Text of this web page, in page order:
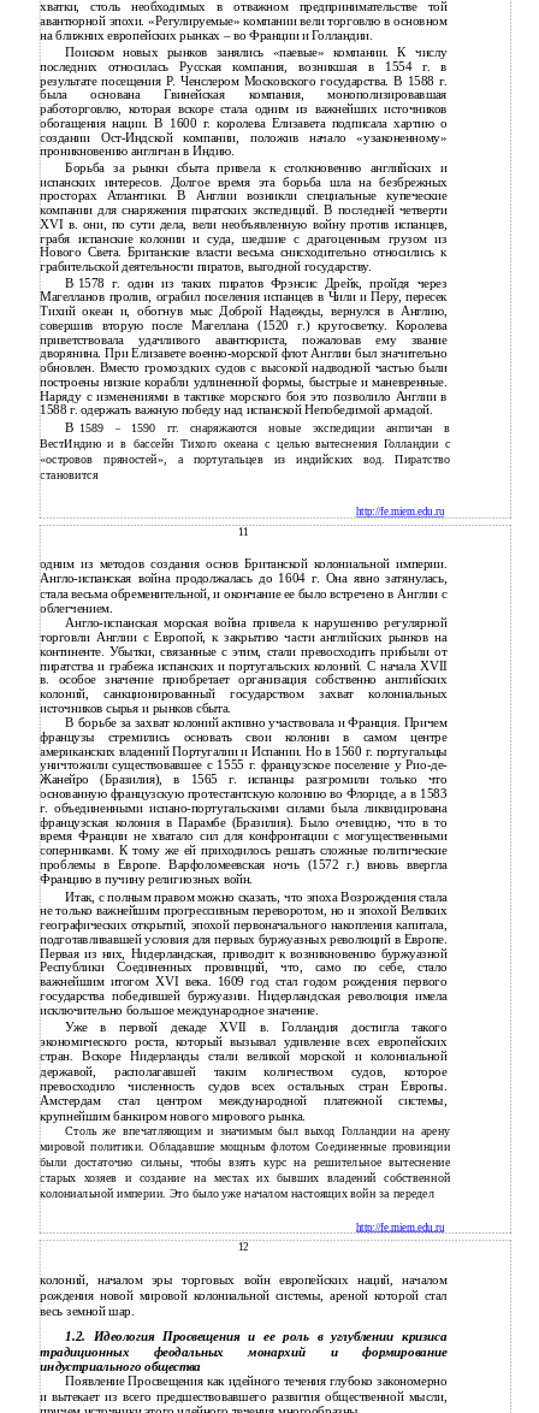
хватки, столь необходимых в отважном предпринимательстве той
авантюрной эпохи. «Регулируемые» компании вели торговлю в основном
на ближних европейских рынках – во Франции и Голландии.
Поиском новых рынков занялись «паевые» компании. К числу
последних относилась Русская компания, возникшая в 1554 г. в
результате посещения Р. Ченслером Московского государства. В 1588 г.
была основана Гвинейская компания, монополизировавшая
работорговлю, которая вскоре стала одним из важнейших источников
обогащения нации. В 1600 г. королева Елизавета подписала хартию о
создании Ост-Индской компании, положив начало «узаконенному»
проникновению англичан в Индию.
Борьба за рынки сбыта привела к столкновению английских и
испанских интересов. Долгое время эта борьба шла на безбрежных
просторах Атлантики. В Англии возникли специальные купеческие
компании для снаряжения пиратских экспедиций. В последней четверти
XVI в. они, по сути дела, вели необъявленную войну против испанцев,
грабя испанские колонии и суда, шедшие с драгоценным грузом из
Нового Света. Британские власти весьма снисходительно относились к
грабительской деятельности пиратов, выгодной государству.
В 1578 г. один из таких пиратов Фрэнсис Дрейк, пройдя через
Магелланов пролив, ограбил поселения испанцев в Чили и Перу, пересек
Тихий океан и, обогнув мыс Доброй Надежды, вернулся в Англию,
совершив вторую после Магеллана (1520 г.) кругосветку. Королева
приветствовала удачливого авантюриста, пожаловав ему звание
дворянина. При Елизаветевоенно-морской флот Англии был значительно
обновлен. Вместо громоздких судов с высокой надводной частью были
построены низкие корабли удлиненной формы, быстрые и маневренные.
Наряду с изменениями в тактике морского боя это позволило Англии в
1588 г. одержать важную победу над испанской Непобедимой армадой.
В 1589 – 1590 гг. снаряжаются новые экспедиции англичан в
ВестИндию и в бассейн Тихого океана с целью вытеснения Голландии с
«островов пряностей», а португальцев из индийских вод. Пиратство
становится
http://fe.miem.edu.ru
11
одним из методов создания основ Британской колониальной империи.
Англо-испанская война продолжалась до 1604 г. Она явно затянулась,
стала весьма обременительной, и окончание ее было встречено в Англии с
облегчением.
Англо-испанская морская война привела к нарушению регулярной
торговли Англии с Европой, к закрытию части английских рынков на
континенте. Убытки, связанные с этим, стали превосходить прибыли от
пиратства и грабежа испанских и португальских колоний. С начала XVII
в. особое значение приобретает организация собственно английских
колоний, санкционированный государством захват колониальных
источников сырья и рынков сбыта.
В борьбе за захват колоний активно участвовала и Франция. Причем
французы стремились основать свои колонии в самом центре
американских владений Португалии и Испании. Но в 1560 г. португальцы
уничтожили существовавшее с 1555 г. французское поселение у Рио-де-
Жанейро (Бразилия), в 1565 г. испанцы разгромили только что
основанную французскую протестантскую колонию во Флориде, а в 1583
г. объединенными испано-португальскими силами была ликвидирована
французская колония в Парамбе (Бразилия). Было очевидно, что в то
время Франции не хватало сил для конфронтации с могущественными
соперниками. К тому же ей приходилось решать сложные политические
проблемы в Европе. Варфоломеевская ночь (1572 г.) вновь ввергла
Францию в пучину религиозных войн.
Итак, с полным правом можно сказать, что эпоха Возрождения стала
не только важнейшим прогрессивным переворотом, но и эпохой Великих
географических открытий, эпохой первоначального накопления капитала,
подготавливавшей условия для первых буржуазных революций в Европе.
Первая из них, Нидерландская, приводит к возникновению буржуазной
Республики Соединенных провинций, что, само по себе, стало
важнейшим итогом XVI века. 1609 год стал годом рождения первого
государства победившей буржуазии. Нидерландская революция имела
исключительно большое международное значение.
Уже в первой декаде XVII в. Голландия достигла такого
экономического роста, который вызывал удивление всех европейских
стран. Вскоре Нидерланды стали великой морской и колониальной
державой, располагавшей таким количеством судов, которое
превосходило численность судов всех остальных стран Европы.
Амстердам стал центром международной платежной системы,
крупнейшим банкиром нового мирового рынка.
Столь же впечатляющим и значимым был выход Голландии на арену
мировой политики. Обладавшие мощным флотом Соединенные провинции
были достаточно сильны, чтобы взять курс на решительное вытеснение
старых хозяев и создание на местах их бывших владений собственной
колониальной империи. Это было уже началом настоящих войн за передел
http://fe.miem.edu.ru
12
колоний, началом эры торговых войн европейских наций, началом
рождения новой мировой колониальной системы, ареной которой стал
весь земной шар.
1.2. Идеология Просвещения и ее роль в углублении кризиса
традиционных феодальных монархий и формирование
индустриального общества
Появление Просвещения как идейного течения глубоко закономерно
и вытекает из всего предшествовавшего развития общественной мысли,